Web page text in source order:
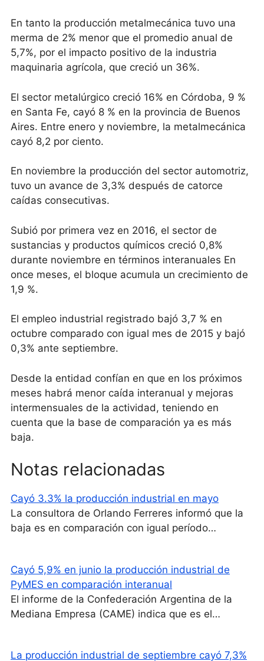
En tanto la producción metalmecánica tuvo una
merma de 2% menor que el promedio anual de
5,7%, por el impacto positivo de la industria
maquinaria agrícola, que creció un 36%.
El sector metalúrgico creció 16% en Córdoba, 9 %
en Santa Fe, cayó 8 % en la provincia de Buenos
Aires. Entre enero y noviembre, la metalmecánica
cayó 8,2 por ciento.
En noviembre la producción del sector automotriz,
tuvo un avance de 3,3% después de catorce
caídas consecutivas.
Subió por primera vez en 2016, el sector de
sustancias y productos químicos creció 0,8%
durante noviembre en términos interanuales En
once meses, el bloque acumula un crecimiento de
1,9 %.
El empleo industrial registrado bajó 3,7 % en
octubre comparado con igual mes de 2015 y bajó
0,3% ante septiembre.
Desde la entidad confían en que en los próximos
meses habrá menor caída interanual y mejoras
intermensuales de la actividad, teniendo en
cuenta que la base de comparación ya es más
baja.
Notas relacionadas
Cayó 3.3% la producción industrial en mayo
La consultora de Orlando Ferreres informó que la
baja es en comparación con igual período…
Cayó 5,9% en junio la producción industrial de
PyMES en comparación interanual
El informe de la Confederación Argentina de la
Mediana Empresa (CAME) indica que es el…
La producción industrial de septiembre cayó 7,3%